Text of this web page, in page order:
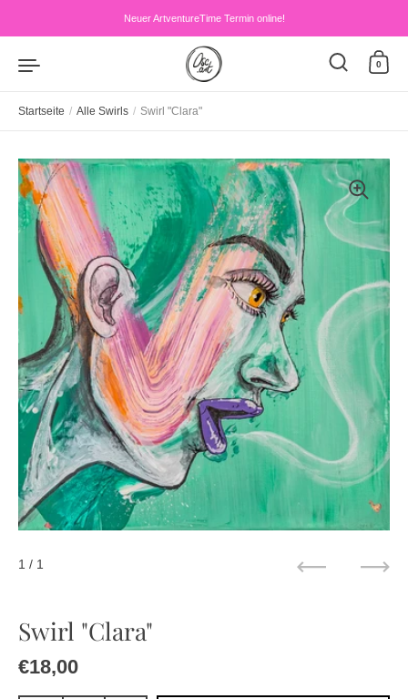
Neuer ArtventureTime Termin online!
0
Startseite / Alle Swirls / Swirl "Clara"
Swirl "Clara"
Regulärer Preis
€18,00
1 / 1